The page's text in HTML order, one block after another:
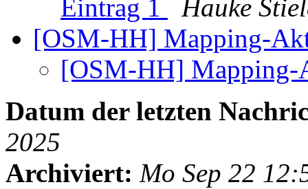
Eintrag 1
Hauke
[OSM-HH] Mapping-
[OSM-HH]
Datum der letzten
2025
Archiviert: Mo Sep 22